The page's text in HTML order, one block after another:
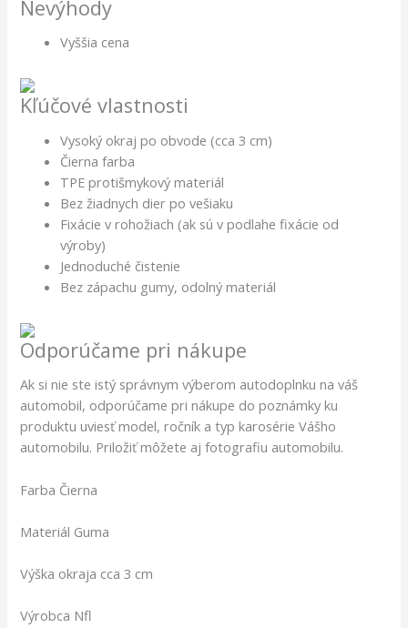
Nevýhody
Vyššia cena
Kľúčové vlastnosti
Vysoký okraj po obvode (cca 3 cm)
Čierna farba
TPE protišmykový materiál
Bez žiadnych dier po vešiaku
Fixácie v rohožiach (ak sú v podlahe fixácie od
výroby)
Jednoduché čistenie
Bez zápachu gumy, odolný materiál
Odporúčame pri nákupe
Ak si nie ste istý správnym výberom autodoplnku na váš
automobil, odporúčame pri nákupe do poznámky ku
produktu uviesť model, ročník a typ karosérie Vášho
automobilu. Priložiť môžete aj fotografiu automobilu.
Farba Čierna
Materiál Guma
Výška okraja cca 3 cm
Výrobca Nfl